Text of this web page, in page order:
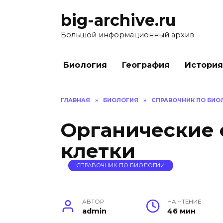
big-archive.ru
Большой информационный архив
Биология География История
ГЛАВНАЯ » БИОЛОГИЯ » СПРАВОЧНИК ПО
Органические
клетки
СПРАВОЧНИК ПО БИОЛОГИИ.
АВТОР
admin
НА ЧТЕНИЕ
46 мин